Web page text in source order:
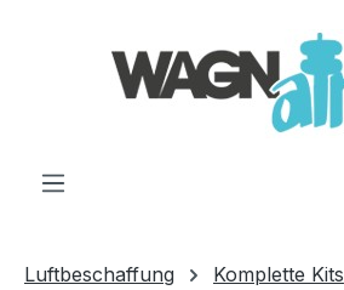
Luftbeschaffung Komplette Kits